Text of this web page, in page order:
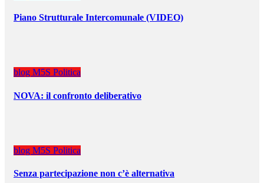
Piano Strutturale Intercomunale (VIDEO)
blog M5S Politica
NOVA: il confronto deliberativo
blog M5S Politica
Senza partecipazione non c’è alternativa